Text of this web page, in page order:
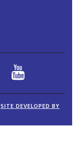
SITE DEVELOPED BY